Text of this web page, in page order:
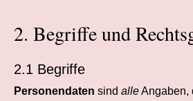
2. Begriffe und
2.1 Begriffe
Personendaten sind alleAngaben,